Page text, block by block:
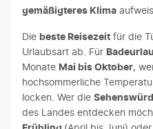
gemäßigteres Klima
Die beste Reisezeit für die
Urlaubsart ab. Für
Monate Mai bis Oktober,
hochsommerliche
locken. Wer die
des Landes entdecken